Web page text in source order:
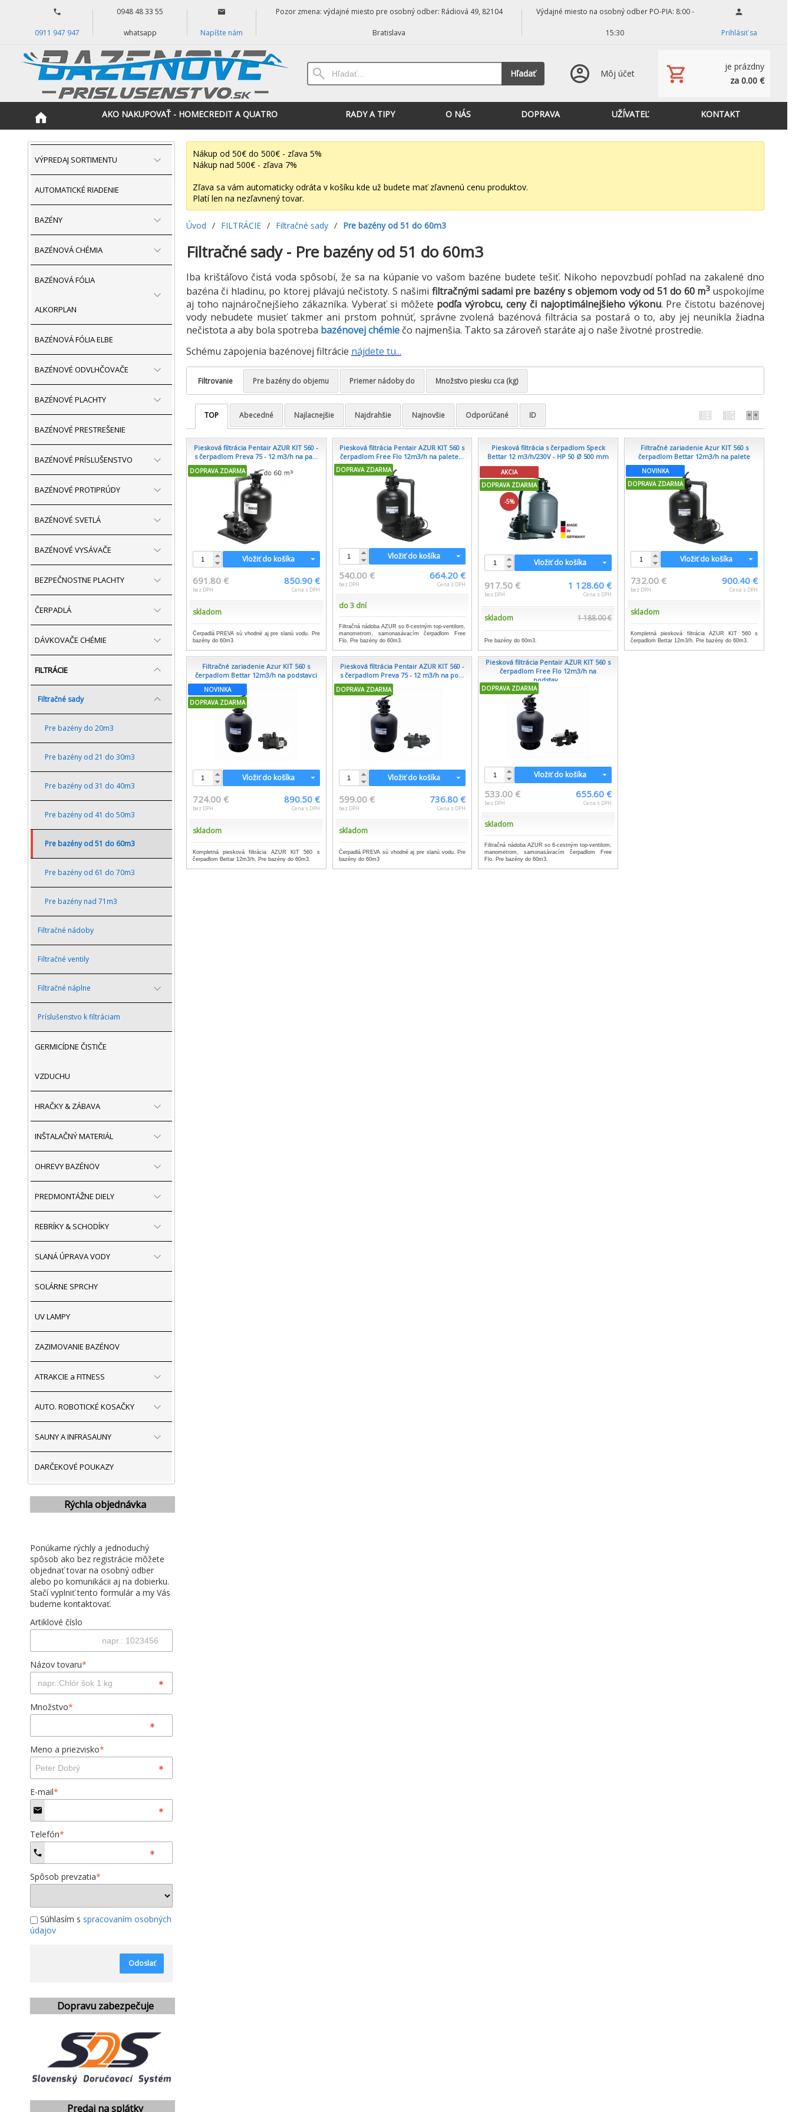
0911 947 947
0948 48 33 55
whatsapp Napíšte nám
Pozor zmena: výdajné miesto pre osobný odber: Rádiová 49, 82104
Bratislava
Výdajné miesto na osobný odber PO-PIA: 8:00 -
15:30 Prihlásiť sa
Hľadať Môj účet
je prázdny
za 0.00 €
AKO NAKUPOVAŤ - HOMECREDIT A QUATRO RADY A TIPY O NÁS DOPRAVA UŽÍVATEĽ KONTAKT
VÝPREDAJ SORTIMENTU
AUTOMATICKÉ RIADENIE
BAZÉNY
BAZÉNOVÁ CHÉMIA
BAZÉNOVÁ FÓLIA
ALKORPLAN
BAZÉNOVÁ FÓLIA ELBE
BAZÉNOVÉ ODVLHČOVAČE
BAZÉNOVÉ PLACHTY
BAZÉNOVÉ PRESTREŠENIE
BAZÉNOVÉ PRÍSLUŠENSTVO
BAZÉNOVÉ PROTIPRÚDY
BAZÉNOVÉ SVETLÁ
BAZÉNOVÉ VYSÁVAČE
BEZPEČNOSTNE PLACHTY
ČERPADLÁ
DÁVKOVAČE CHÉMIE
FILTRÁCIE
Filtračné sady
Pre bazény do 20m3
Pre bazény od 21 do 30m3
Pre bazény od 31 do 40m3
Pre bazény od 41 do 50m3
Pre bazény od 51 do 60m3
Pre bazény od 61 do 70m3
Pre bazény nad 71m3
Filtračné nádoby
Filtračné ventily
Filtračné náplne
Príslušenstvo k filtráciam
GERMICÍDNE ČISTIČE
VZDUCHU
HRAČKY & ZÁBAVA
INŠTALAČNÝ MATERIÁL
OHREVY BAZÉNOV
PREDMONTÁŽNE DIELY
REBRÍKY & SCHODÍKY
SLANÁ ÚPRAVA VODY
SOLÁRNE SPRCHY
UV LAMPY
ZAZIMOVANIE BAZÉNOV
ATRAKCIE a FITNESS
AUTO. ROBOTICKÉ KOSAČKY
SAUNY A INFRASAUNY
DARČEKOVÉ POUKAZY
Rýchla objednávka
Ponúkame rýchly a jednoduchý
spôsob ako bez registrácie môžete
objednať tovar na osobný odber
alebo po komunikácii aj na dobierku.
Stačí vyplniť tento formulár a my Vás
budeme kontaktovať.
Artiklové číslo
Názov tovaru*
Množstvo*
Meno a priezvisko*
E-mail*
Telefón*
Spôsob prevzatia*
Súhlasím s spracovaním osobných
údajov
Odoslať
Dopravu zabezpečuje
Predaj na splátky
Nákup od 50€ do 500€ - zľava 5%
Nákup nad 500€ - zľava 7%
Zľava sa vám automaticky odráta v košíku kde už budete mať zľavnenú cenu produktov.
Platí len na nezľavnený tovar.
Úvod / FILTRÁCIE / Filtračné sady / Pre bazény od 51 do 60m3
Filtračné sady - Pre bazény od 51 do 60m3
Iba krištáľovo čistá voda spôsobí, že sa na kúpanie vo vašom bazéne budete tešiť. Nikoho nepovzbudí pohľad na zakalené dno
bazéna či hladinu, po ktorej plávajú nečistoty. S našimi filtračnými sadami pre bazény s objemom vody od 51 do 60 m3 uspokojíme
aj toho najnáročnejšieho zákazníka. Vyberať si môžete podľa výrobcu, ceny či najoptimálnejšieho výkonu. Pre čistotu bazénovej
vody nebudete musieť takmer ani prstom pohnúť, správne zvolená bazénová filtrácia sa postará o to, aby jej neunikla žiadna
nečistota a aby bola spotreba bazénovej chémiečo najmenšia. Takto sa zároveň staráte aj o naše životné prostredie.
Schému zapojenia bazénovej filtrácie nájdete tu...
Filtrovanie Pre bazény do objemu Priemer nádoby do Množstvo piesku cca (kg)
TOP Abecedné Najlacnejšie Najdrahšie Najnovšie Odporúčané ID
Piesková filtrácia Pentair AZUR KIT 560 -
s čerpadlom Preva 75 - 12 m3/h na pa...
DOPRAVA ZDARMA
Vložiť do košíka
691.80 €
bez DPH
850.90 €
Cena s DPH
skladom
Čerpadlá PREVA sú vhodné aj pre slanú vodu. Pre
bazény do 60m3
Piesková filtrácia Pentair AZUR KIT 560 s
čerpadlom Free Flo 12m3/h na palete...
DOPRAVA ZDARMA
Vložiť do košíka
540.00 €
bez DPH
664.20 €
Cena s DPH
do 3 dní
Filtračná nádoba AZUR so 6-cestným top-ventilom,
manometrom, samonasávacím čerpadlom Free
Flo. Pre bazény do 60m3.
Piesková filtrácia s čerpadlom Speck
Bettar 12 m3/h/230V - HP 50 Ø 500 mm
AKCIA
DOPRAVA ZDARMA
-5%
Vložiť do košíka
917.50 €
bez DPH
1 128.60 €
Cena s DPH
skladom 1 188.00 €
Pre bazény do 60m3.
Filtračné zariadenie Azur KIT 560 s
čerpadlom Bettar 12m3/h na palete
NOVINKA
DOPRAVA ZDARMA
Vložiť do košíka
732.00 €
bez DPH
900.40 €
Cena s DPH
skladom
Kompletná piesková filtrácia AZUR KIT 560 s
čerpadlom Bettar 12m3/h. Pre bazény do 60m3.
Filtračné zariadenie Azur KIT 560 s
čerpadlom Bettar 12m3/h na podstavci
NOVINKA
DOPRAVA ZDARMA
Vložiť do košíka
724.00 €
bez DPH
890.50 €
Cena s DPH
skladom
Kompletná piesková filtrácia AZUR KIT 560 s
čerpadlom Bettar 12m3/h. Pre bazény do 60m3.
Piesková filtrácia Pentair AZUR KIT 560 -
s čerpadlom Preva 75 - 12 m3/h na po...
DOPRAVA ZDARMA
Vložiť do košíka
599.00 €
bez DPH
736.80 €
Cena s DPH
skladom
Čerpadlá PREVA sú vhodné aj pre slanú vodu. Pre
bazény do 60m3
Piesková filtrácia Pentair AZUR KIT 560 s
čerpadlom Free Flo 12m3/h na
podstav...
DOPRAVA ZDARMA
Vložiť do košíka
533.00 €
bez DPH
655.60 €
Cena s DPH
skladom
Filtračná nádoba AZUR so 6-cestným top-ventilom,
manometrom, samonasávacím čerpadlom Free
Flo. Pre bazény do 60m3.